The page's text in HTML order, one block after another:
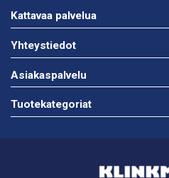
Kattavaa palvelua
Yhteystiedot
Asiakaspalvelu
Tuotekategoriat